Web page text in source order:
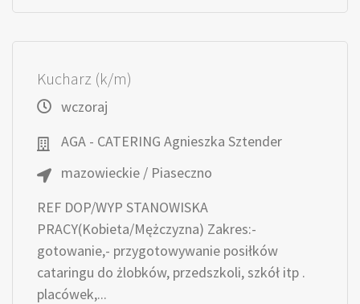
Kucharz (k/m)
wczoraj
AGA - CATERING Agnieszka Sztender
mazowieckie / Piaseczno
REF DOP/WYP STANOWISKA
PRACY(Kobieta/Mężczyzna) Zakres:-
gotowanie,- przygotowywanie posiłków
cataringu do żlobków, przedszkoli, szkół itp .
placówek,...